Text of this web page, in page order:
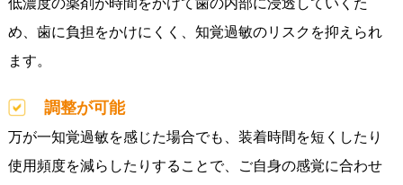
め、歯に負担をかけにくく、知覚過敏のリスクを抑えられ
ます。
調整が可能
万が一知覚過敏を感じた場合でも、装着時間を短くしたり
使用頻度を減らしたりすることで、ご自身の感覚に合わせ